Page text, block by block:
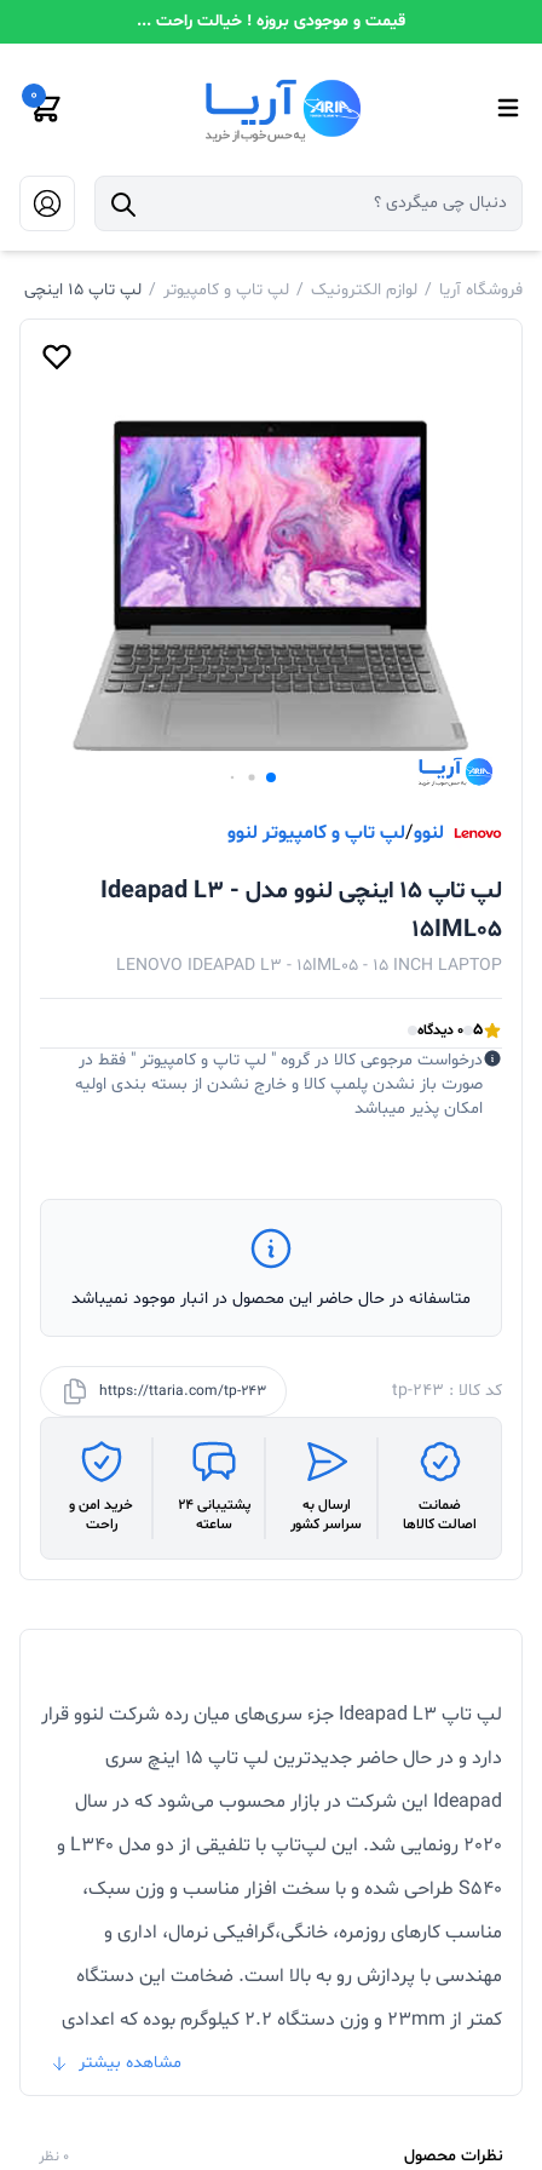
قیمت و موجودی بروزه ! خیالت راحت ...
0
فروشگاه آریا / لوازم الکترونیک / لپ تاپ و کامپیوتر / لپ تاپ 15 اینچی لنوو مدل Ideapad L3 - 15IML05
لنوو/لپ تاپ و کامپیوتر لنوو
لپ تاپ 15 اینچی لنوو مدل Ideapad L3 -
15IML05
LENOVO IDEAPAD L3 - 15IML05 - 15 INCH LAPTOP
5 0 دیدگاه
درخواست مرجوعی کالا در گروه " لپ تاپ و کامپیوتر " فقط در
صورت باز نشدن پلمپ کالا و خارج نشدن از بسته بندی اولیه
امکان پذیر میباشد
متاسفانه در حال حاضر این محصول در انبار موجود نمیباشد
کد کالا : tp-243 https://ttaria.com/tp-243
ضمانت
اصالت کالاها
ارسال به
سراسر کشور
پشتیبانی 24
ساعته
خرید امن و
راحت
لپ تاپ Ideapad L3 جزء سری‌های میان رده شرکت لنوو قرار
دارد و در حال حاضر جدیدترین لپ تاپ 15 اینچ سری
Ideapad این شرکت در بازار محسوب می‌شود که در سال
2020 رونمایی شد. این لپ‌تاپ با تلفیقی از دو مدل L340 و
S540 طراحی شده و با سخت افزار مناسب و وزن سبک،
مناسب کارهای روزمره، خانگی،گرافیکی نرمال، اداری و
مهندسی با پردازش رو به بالا است. ضخامت این دستگاه
کمتر از 23mm و وزن دستگاه 2.2 کیلوگرم بوده که اعدادی
متوسط برای یک لپ‌تاپ 15 اینچی میان رده محسوب
حمل و نقل زیادی با دستگاه خود دارند. در این لپ تاپ از یک
مشاهده بیشتر
نظرات محصول 0 نظر